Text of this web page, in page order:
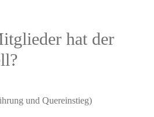
hat der
und Quereinstieg)